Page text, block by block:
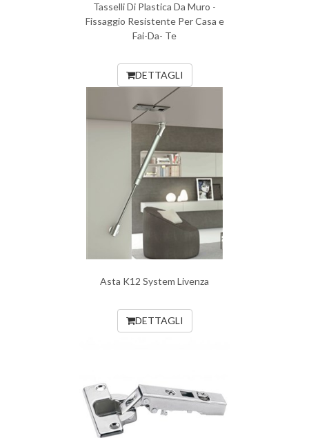
Tasselli Di Plastica Da Muro -
Fissaggio Resistente Per Casa e
Fai-Da- Te
DETTAGLI
Asta K12 System Livenza
DETTAGLI